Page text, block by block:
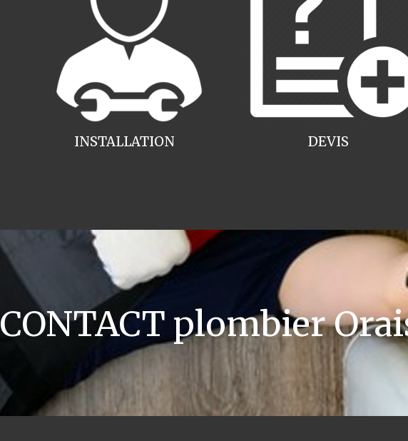
INSTALLATION DEVIS
CONTACT plombier